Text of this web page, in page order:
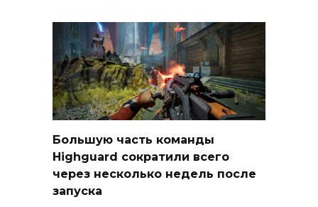
Большую часть команды
Highguard сократили всего
через несколько недель после
запуска